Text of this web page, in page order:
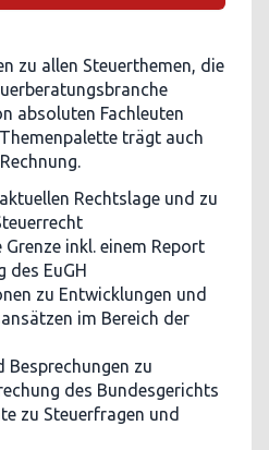
zu allen Steuerthemen, die
absoluten Fachleuten
trägt auch
Rechtslage und zu
Grenze inkl. einem Report
des EuGH
zu Entwicklungen und
im Bereich der
Besprechungen zu
des Bundesgerichts
zu Steuerfragen und